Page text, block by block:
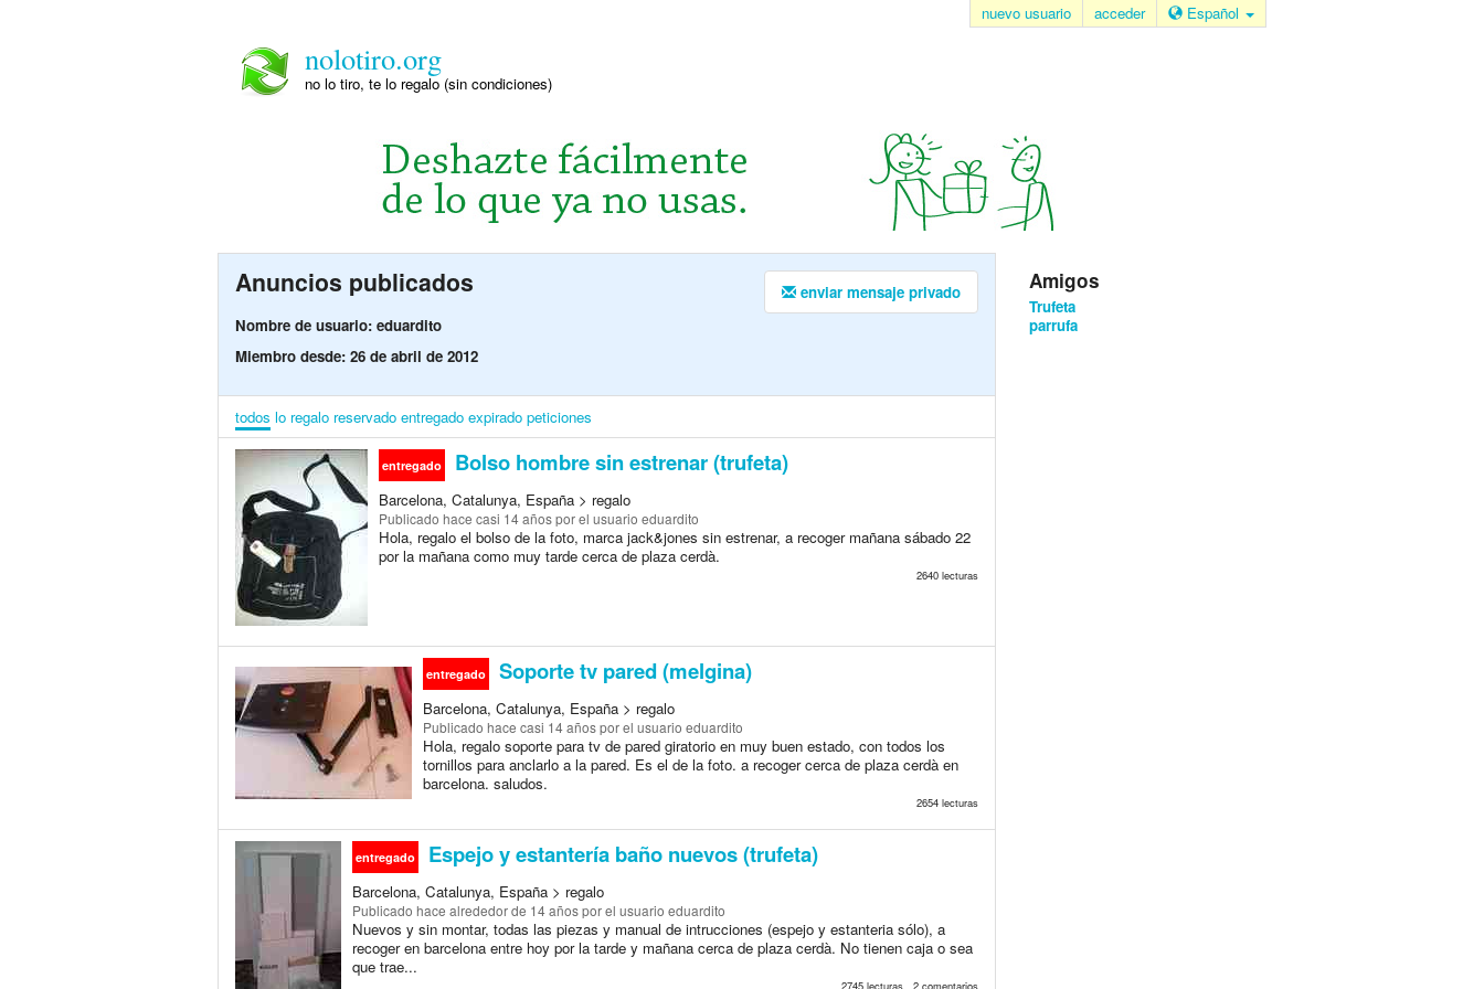
nuevo usuario acceder Español
nolotiro.org
no lo tiro, te lo regalo (sin condiciones)
enviar mensaje privado
Anuncios publicados
Nombre de usuario: eduardito
Miembro desde: 26 de abril de 2012
todos lo regalo reservado entregado expirado peticiones
entregado Bolso hombre sin estrenar (trufeta)
Barcelona, Catalunya, España > regalo
Publicado hace casi 14 añospor el usuario eduardito
Hola, regalo el bolso de la foto, marca jack&jones sin estrenar, a recoger mañana sábado 22
por la mañana como muy tarde cerca de plaza cerdà.
2640 lecturas
entregado Soporte tv pared (melgina)
Barcelona, Catalunya, España > regalo
Publicado hace casi 14 añospor el usuario eduardito
Hola, regalo soporte para tv de pared giratorio en muy buen estado, con todos los
tornillos para anclarlo a la pared. Es el de la foto. a recoger cerca de plaza cerdà en
barcelona. saludos.
2654 lecturas
entregado Espejo y estantería baño nuevos (trufeta)
Barcelona, Catalunya, España > regalo
Publicado hace alrededor de 14 añospor el usuario eduardito
Nuevos y sin montar, todas las piezas y manual de intrucciones (espejo y estanteria sólo), a
recoger en barcelona entre hoy por la tarde y mañana cerca de plaza cerdà. No tienen caja o sea
que trae...
2745 lecturas , 2 comentarios
Amigos
Trufeta
parrufa